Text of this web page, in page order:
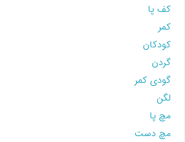
کف پا
کمر
کودکان
گردن
گودی کمر
لگن
مچ پا
مچ دست